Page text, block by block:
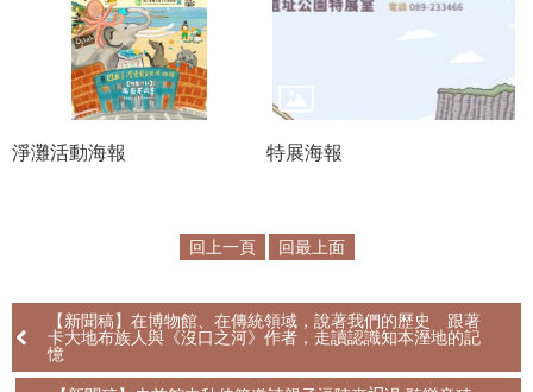
料
私
權
淨灘活動海報 特展海報
回上一頁 回最上面
【新聞稿】在博物館、在傳統領域，說著我們的歷史 跟著
卡大地布族人與《沒口之河》作者，走讀認識知本溼地的記
憶